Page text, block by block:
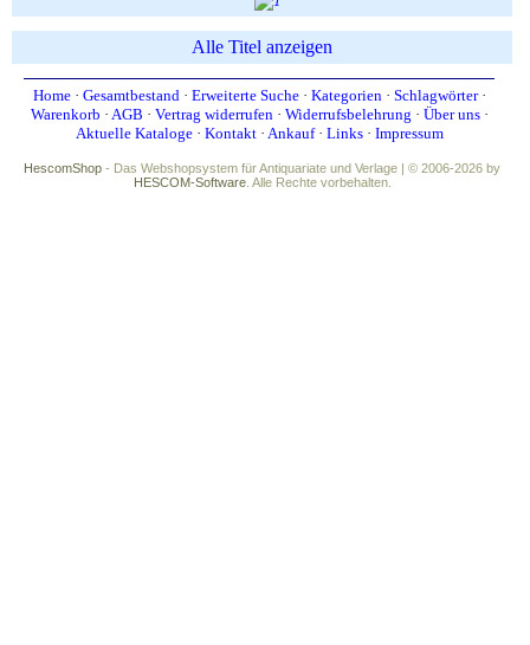
Ankauf
Impressum
Alle Titel anzeigen
Home· Gesamtbestand· Erweiterte Suche· Kategorien· Schlagwörter·
Warenkorb · AGB · Vertrag widerrufen· Widerrufsbelehrung · Über uns·
Aktuelle Kataloge· Kontakt· Ankauf· Links· Impressum
HescomShop - Das Webshopsystem für Antiquariate und Verlage | © 2006-2026 by
HESCOM-Software. Alle Rechte vorbehalten.